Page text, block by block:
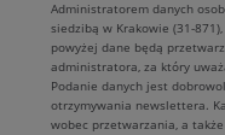
Administratorem danych
siedzibą w Krakowie (31-
powyżej dane będą
administratora, za który
Podanie danych jest
otrzymywania newslettera.
wobec przetwarzania, a